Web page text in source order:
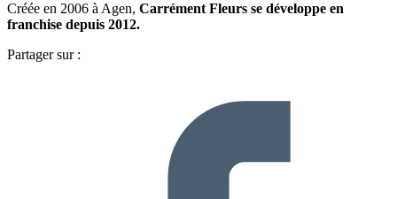
Créée en 2006 à Agen, Carrément Fleurs se développe en
franchise depuis 2012.
Partager sur :